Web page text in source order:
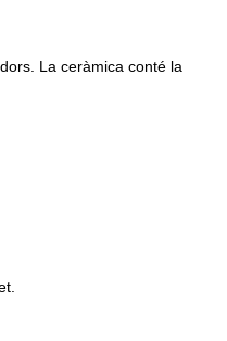
La ceràmica conté la